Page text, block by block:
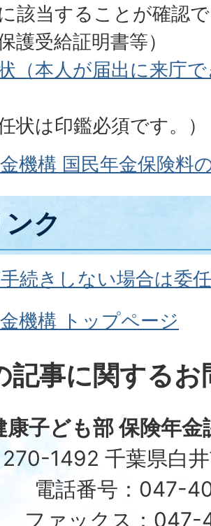
該当することが確認
護受給証明書等）
（本人が届出に来庁
任状は印鑑必須です。）
機構 国民年金保険料
ク
続きしない場合は委
機構 トップページ
記事に関する
康子ども部 保険年金
1492 千葉県白
電話番号：047-
ファックス：047-